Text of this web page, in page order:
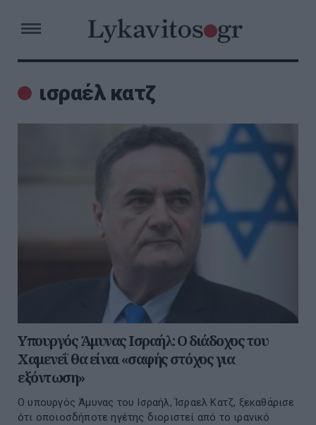
ισραέλ κατζ
Υπουργός Άμυνας Ισραήλ: Ο διάδοχος του
Χαμενεΐ θα είναι «σαφής στόχος για
εξόντωση»
Ο υπουργός Άμυνας του Ισραήλ, Ίσραελ Κατζ, ξεκαθάρισε
ότι οποιοσδήποτε ηγέτης διοριστεί από το ιρανικό